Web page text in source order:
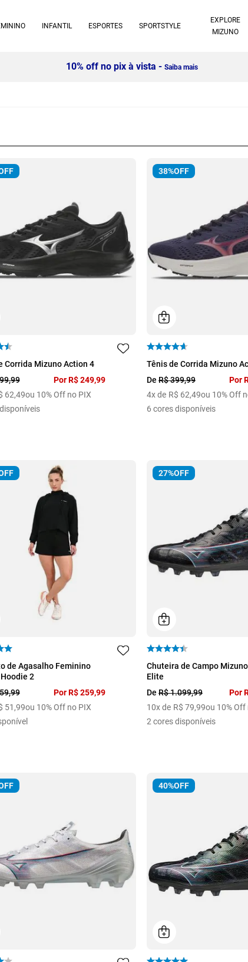
INFANTIL ESPORTES SPORTSTYLE
EXPLORE
MIZUNO
10% off no pix à vista - Saiba mais
Corrida Mizuno Action 4
,99 PorR$ 249,99
62,49ou 10% Off no PIX
38%OFF
34 35 36
40
Tênis de Corrida Mizuno
De R$399,99 Por
4x de R$ 62,49ou 10% Off
6 cores disponíveis
de Agasalho Feminino
2
,99 PorR$ 259,99
51 ,99ou 10% Off no PIX
27%OFF
38
Chuteira de Campo
Elite
De R$1.099,99 Por
10x de R$ 79,99ou 10% Off
2 cores disponíveis
40%OFF